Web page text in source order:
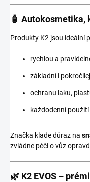
🧴 Autokosmetika,
Produkty K2 jsou ideální
rychlou a
základní i
ochranu laku,
každodenní
Značka klade důraz na
zvládne péči o vůz
🌿 K2 EVOS –